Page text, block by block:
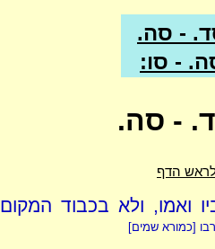
- סה.
- סו:
- סה.
לראש הדף
ואמו, ולא בכבוד המקום
רבו [כמורא שמים]